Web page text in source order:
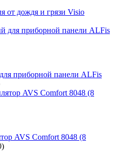
от дождя и грязи Visio
приборной панели ALFis
AVS Comfort 8048 (8
)